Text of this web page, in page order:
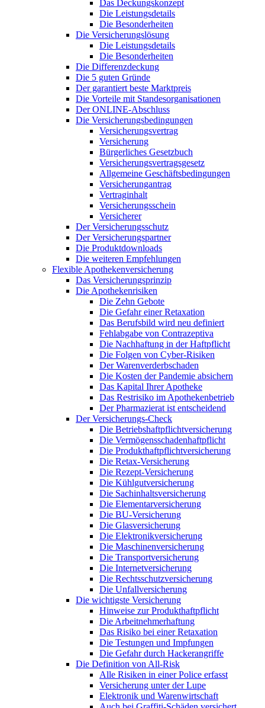
Das Deckungskonzept
Die Leistungsdetails
Die Besonderheiten
Die Versicherungslösung
Die Leistungsdetails
Die Besonderheiten
Die Differenzdeckung
Die 5 guten Gründe
Der garantiert beste Marktpreis
Die Vorteile mit Standesorganisationen
Der ONLINE-Abschluss
Die Versicherungsbedingungen
Versicherungsvertrag
Versicherung
Bürgerliches Gesetzbuch
Versicherungsvertragsgesetz
Allgemeine Geschäftsbedingungen
Versicherungantrag
Vertraginhalt
Versicherungsschein
Versicherer
Der Versicherungsschutz
Der Versicherungspartner
Die Produktdownloads
Die weiteren Empfehlungen
Flexible Apothekenversicherung
Das Versicherungsprinzip
Die Apothekenrisiken
Die Zehn Gebote
Die Gefahr einer Retaxation
Das Berufsbild wird neu definiert
Fehlabgabe von Contrazeptiva
Die Nachhaftung in der Haftpflicht
Die Folgen von Cyber-Risiken
Der Warenverderbschaden
Die Kosten der Pandemie absichern
Das Kapital Ihrer Apotheke
Das Restrisiko im Apothekenbetrieb
Der Pharmazierat ist entscheidend
Der Versicherungs-Check
Die Betriebshaftpflichtversicherung
Die Vermögensschadenhaftpflicht
Die Produkthaftpflichtversicherung
Die Retax-Versicherung
Die Rezept-Versicherung
Die Kühlgutversicherung
Die Sachinhaltsversicherung
Die Elementarversicherung
Die BU-Versicherung
Die Glasversicherung
Die Elektronikversicherung
Die Maschinenversicherung
Die Transportversicherung
Die Internetversicherung
Die Rechtsschutzversicherung
Die Unfallversicherung
Die wichtigste Versicherung
Hinweise zur Produkthaftpflicht
Die Arbeitnehmerhaftung
Das Risiko bei einer Retaxation
Die Testungen und Impfungen
Die Gefahr durch Hackerangriffe
Die Definition von All-Risk
Alle Risiken in einer Police erfasst
Versicherung unter der Lupe
Elektronik und Warenwirtschaft